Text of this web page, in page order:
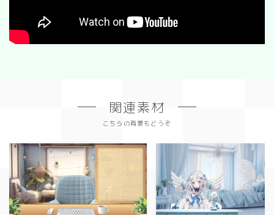
関連素材
こちらの背景もどうぞ